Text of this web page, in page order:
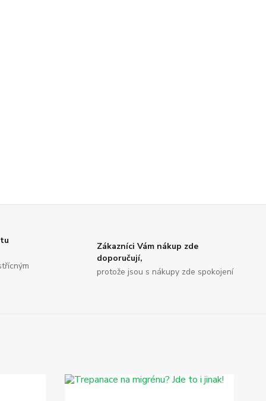
Zákazníci Vám nákup zde
doporučují,
protože jsou s nákupy zde spokojení